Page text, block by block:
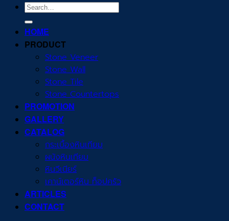
Search
for:
HOME
PRODUCT
Stone Veneer
Stone Wall
Stone Tile
Stone Countertops
PROMOTION
GALLERY
CATALOG
กระเบื้องหินเทียม
ผนังหินเทียม
หินวีเนียร์
เคาน์เตอร์หิน ท็อปครัว
ARTICLES
CONTACT